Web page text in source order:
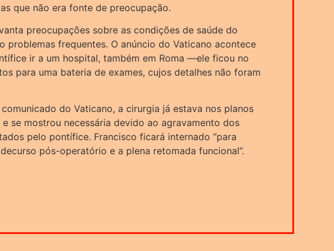
que não era fonte de preocupação.
preocupações sobre as condições de saúde do
problemas frequentes. O anúncio do Vaticano acontece
ir a um hospital, também em Roma —ele ficou no
para uma bateria de exames, cujos detalhes não foram
do Vaticano, a cirurgia já estava nos planos
se mostrou necessária devido ao agravamento dos
pelo pontífice. Francisco ficará internado “para
pós-operatório e a plena retomada funcional”.